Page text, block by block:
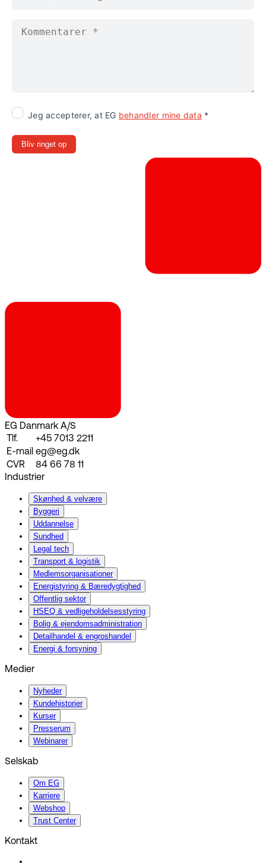
EG Danmark A/S
Tlf.
+45 7013 2211
E-mail eg@eg.dk
CVR
84 66 78 11
Industrier
Skønhed & velvære
Byggeri
Uddannelse
Sundhed
Legal tech
Transport & logistik
Medlemsorganisationer
Energistyring & Bæredygtighed
Offentlig sektor
HSEQ & vedligeholdelsesstyring
Bolig & ejendomsadministration
Detailhandel & engroshandel
Energi & forsyning
Medier
Nyheder
Kundehistorier
Kurser
Presserum
Webinarer
Selskab
Om EG
Karriere
Webshop
Trust Center
Kontakt